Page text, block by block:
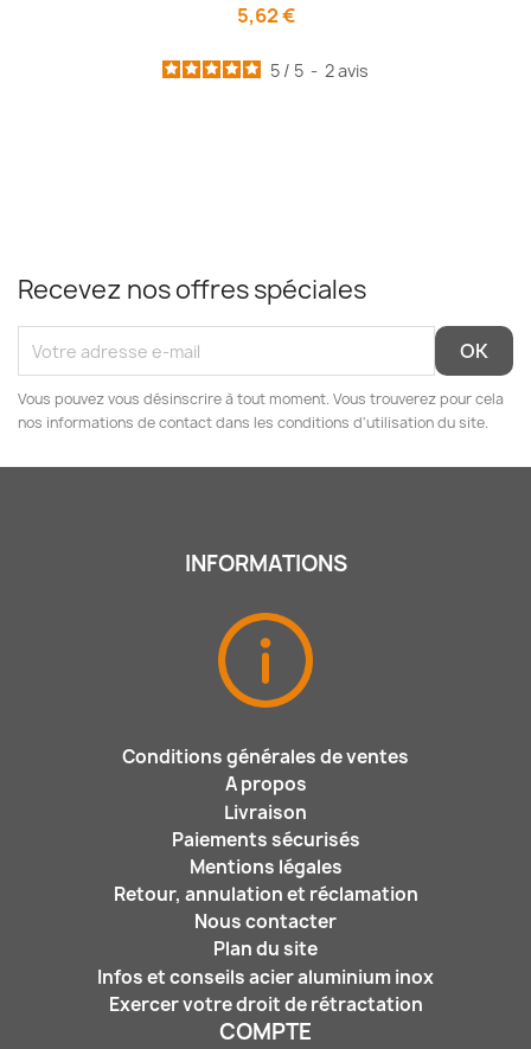
5,62 €
5 / 5 - 2avis
Recevez nos offres spéciales
Vous pouvez vous désinscrire à tout moment. Vous trouverez pour cela
nos informations de contact dans les conditions d'utilisation du site.
INFORMATIONS
Conditions générales de ventes
A propos
Livraison
Paiements sécurisés
Mentions légales
Retour, annulation et réclamation
Nous contacter
Plan du site
Infos et conseils acier aluminium inox
Exercer votre droit de rétractation
COMPTE